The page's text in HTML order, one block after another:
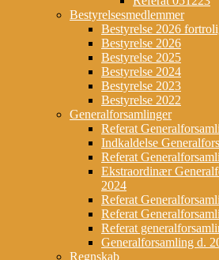
Bestyrelsesmedlemmer
Bestyrelse 2026
Bestyrelse 2026
Bestyrelse 2025
Bestyrelse 2024
Bestyrelse 2023
Bestyrelse 2022
Generalforsamlinger
Referat
Indkaldelse
Referat
Ekstraordinær
2024
Referat
Referat
Referat
Generalforsamling d.
Regnskab